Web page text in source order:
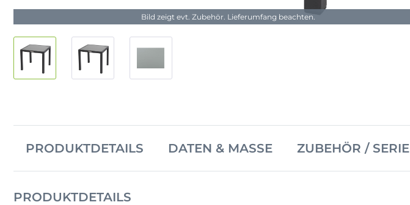
Bild zeigt evt. Zubehör. Lieferumfang beachten.
PRODUKTDETAILS DATEN & MASSE ZUBEHÖR / SERIE
PRODUKTDETAILS